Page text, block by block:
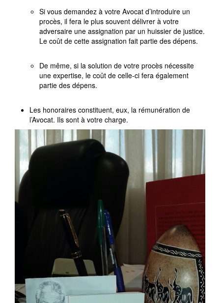
Si vous demandez à votre Avocat d’introduire un
procès, il fera le plus souvent délivrer à votre
adversaire une assignation par un huissier de justice.
Le coût de cette assignation fait partie des dépens.
De même, si la solution de votre procès nécessite
une expertise, le coût de celle-ci fera également
partie des dépens.
Les honoraires constituent, eux, la rémunération de
l’Avocat. Ils sont à votre charge.